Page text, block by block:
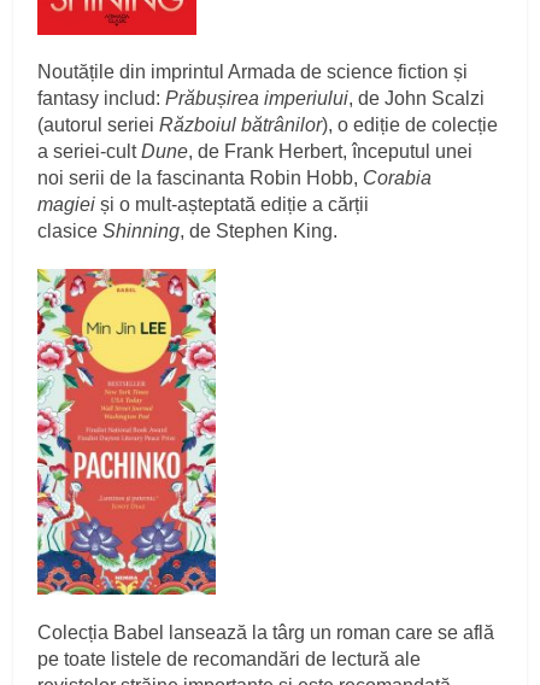
Noutățile din imprintul Armada de science fiction și
fantasy includ:Prăbușirea imperiului, de John Scalzi
(autorul serieiRăzboiul bătrânilor), o ediție de colecție
a seriei-cultDune, de Frank Herbert, începutul unei
noi serii de la fascinanta Robin Hobb, Corabia
magiei și o mult-așteptată ediție a cărții
clasiceShinning, de Stephen King.
Colecția Babel lansează la târg un roman care se află
pe toate listele de recomandări de lectură ale